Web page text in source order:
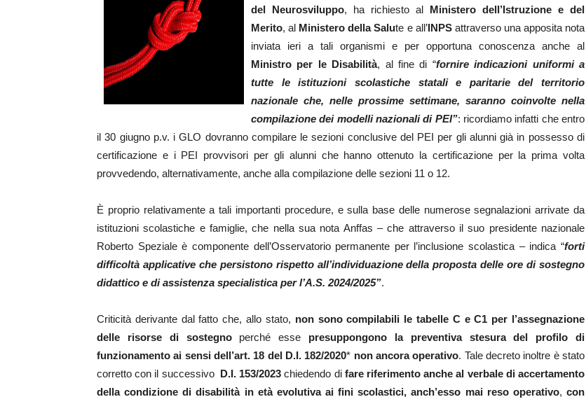
del Neurosviluppo, ha richiesto al
Ministero dell’Istruzione e del
Merito, al Ministero della Salute e all’INPSattraverso una apposita nota
inviata ieri a tali organismi e per opportuna conoscenza anche al
Ministro per le Disabilità, al fine di “fornire indicazioni uniformi a
tutte le istituzioni scolastiche statali e paritarie del territorio
nazionale che, nelle prossime settimane, saranno coinvolte nella
compilazione dei modelli nazionali di PEI”: ricordiamo infatti che entro
il 30 giugno p.v. i GLO dovranno compilare le sezioni conclusive del PEI per gli alunni già in possesso di
certificazione e i PEI provvisori per gli alunni che hanno ottenuto la certificazione per la prima volta
provvedendo, alternativamente, anche alla compilazione delle sezioni 11 o 12.
È proprio relativamente a tali importanti procedure, e sulla base delle numerose segnalazioni arrivate da
istituzioni scolastiche e famiglie, che nella sua nota Anffas – che attraverso il suo presidente nazionale
Roberto Speziale è componente dell’Osservatorio permanente per l’inclusione scolastica – indica “forti
difficoltà applicative che persistono rispetto all’individuazione della proposta delle ore di sostegno
didattico e di assistenza specialistica per l’A.S. 2024/2025”.
Criticità derivante dal fatto che, allo stato, non sono compilabili le tabelle C e C1 per l’assegnazione
delle risorse di sostegnoperché esse presuppongono la preventiva stesura del profilo di
funzionamento ai sensi dell’art. 18 del D.I. 182/2020* non ancora operativo. Tale decreto inoltre è stato
corretto con il successivo
D.I. 153/2023 chiedendo di fare riferimento anche al verbale di accertamento
della condizione di disabilità in età evolutiva ai fini scolastici, anch’esso mai reso operativo,con